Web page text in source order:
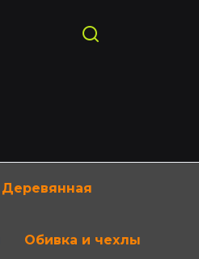
Деревянная
Обивка и чехлы